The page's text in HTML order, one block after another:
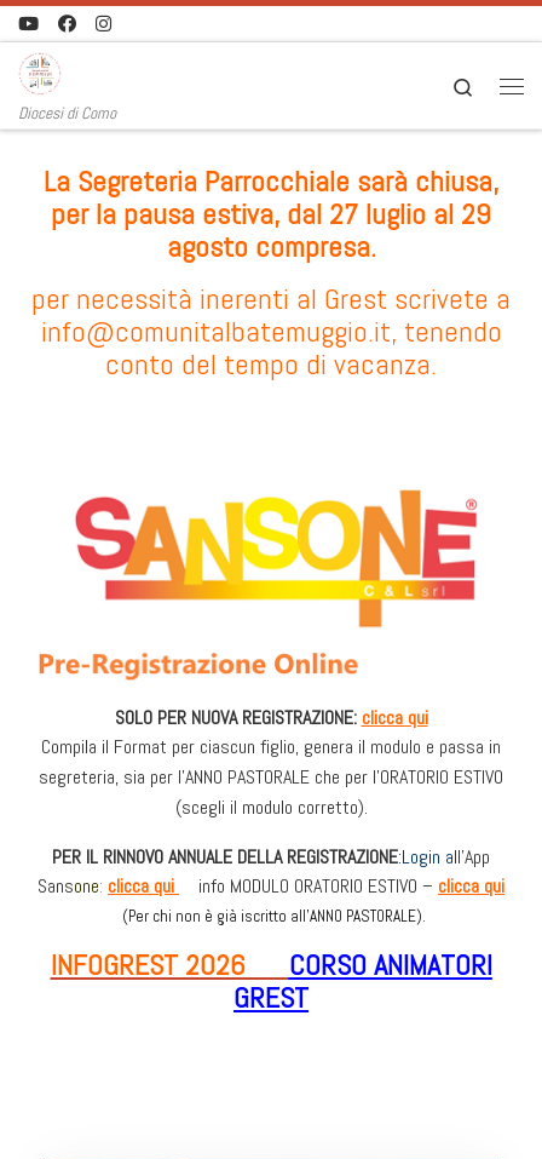
Passa al contenuto
Diocesi di Como
Search
La Segreteria Parrocchiale sarà chiusa,
per la pausa estiva, dal 27 luglio al 29
agosto compresa.
per necessità inerenti al Grest scrivete a
info@comunitalbatemuggio.it, tenendo
conto del tempo di vacanza.
SOLO PER NUOVA REGISTRAZIONE: clicca qui
Compila il Format per ciascun figlio, genera il modulo e passa in
segreteria, sia per l’ANNO PASTORALE che per l’ORATORIO ESTIVO
(scegli il modulo corretto).
PER IL RINNOVO ANNUALE DELLA REGISTRAZIONE:Login all’App
Sansone: clicca qui info MODULO ORATORIO ESTIVO – clicca qui
(Per chi non è già iscritto all’ANNO PASTORALE).
INFOGREST 2026 CORSO ANIMATORI
GREST